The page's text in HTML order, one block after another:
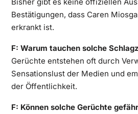
Bestätigungen, dass Caren
erkrankt ist.
F: Warum tauchen solche
Gerüchte entstehen oft durch
Sensationslust der Medien und
der Öffentlichkeit.
F: Können solche Gerüchte